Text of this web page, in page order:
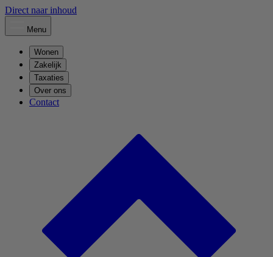
Direct naar inhoud
Menu
Wonen
Zakelijk
Taxaties
Over ons
Contact